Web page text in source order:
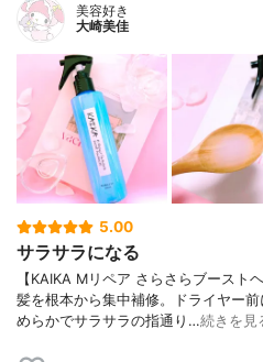
美容好き
大崎美佳
5.00
サラサラになる
【KAIKA Mリペア さらさらブースト
髪を根本から集中補修。ドライヤー
めらかでサラサラの指通り…続きを見